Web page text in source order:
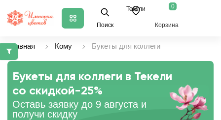
Поиск
Текели 0
Корзина
Главная Кому Букеты для коллеги
Букеты для коллеги в Текели
со скидкой-25%
Оставь заявку до 9 августа и
получи скидку